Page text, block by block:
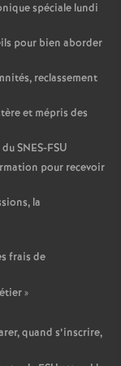
spéciale lundi
pour bien aborder
reclassement
et mépris des
SNES-FSU
pour recevoir
la
frais de
»
quand s’inscrire,